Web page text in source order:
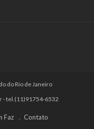
do Rio de Janeiro
- tel.(11)91754-6532
Faz Contato